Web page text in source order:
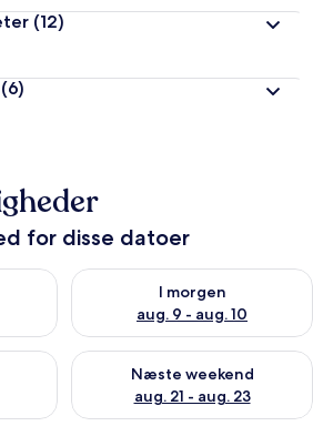
(12)
(6)
for disse datoer
aug. 8 - aug. 9
I morgen
aug. 9 - aug. 10
Tjek tilgængelighed for i
weekend aug. 14 - aug. 16
Næste weekend
aug. 21 - aug. 23
Tjek tilgængelighed for næste